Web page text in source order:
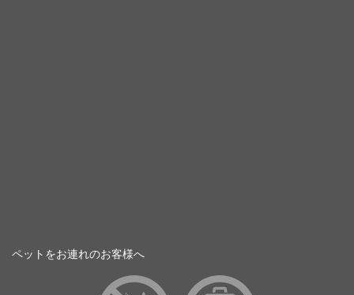
ペットをお連れのお客様へ